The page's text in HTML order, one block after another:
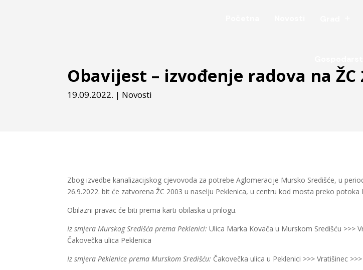
Obavijest – izvođenje radova na
19.09.2022. | Novosti
Zbog izvedbe kanalizacijskog cjevovoda za potrebe Aglomeracije Mursko Središće, u
26.9.2022. bit će zatvorena ŽC 2003 u naselju Peklenica, u centru kod mosta preko potoka
Obilazni pravac će biti prema karti obilaska u prilogu.
Iz smjera Murskog Središća prema Peklenici: Ulica Marka Kovača u Murskom Središću >>>
Čakovečka ulica Peklenica
Iz smjera Peklenice prema Murskom Središću: Čakovečka ulica u Peklenici >>> Vratišinec